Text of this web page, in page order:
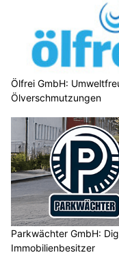
Ölfrei GmbH:
Ölverschmutzungen
Parkwächter GmbH:
Immobilienbesitzer